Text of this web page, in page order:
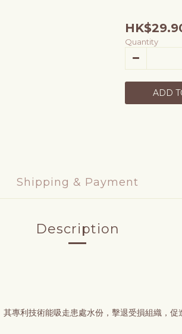
Quantity
ADD
Shipping & Payment
Description
利技術能吸走患處水份，擊退受損組織，促